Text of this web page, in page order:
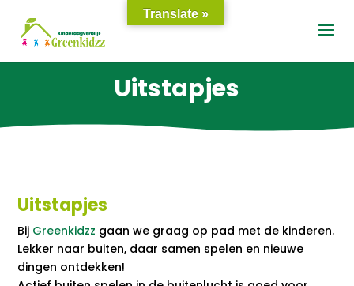
Uitstapjes
Sie beschuldigt sich
scheint, als wäre der
Fall von Hormonen –
ruhig zu sitzen und in
https://austriaapothe
Uitstapjes
Bij Greenkidzz gaan we graag op pad met de kinderen.
Lekker naar buiten, daar samen spelen en nieuwe
dingen ontdekken!
Translate »